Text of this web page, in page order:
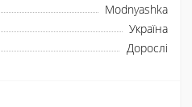
Modnyashka
Україна
Дорослі